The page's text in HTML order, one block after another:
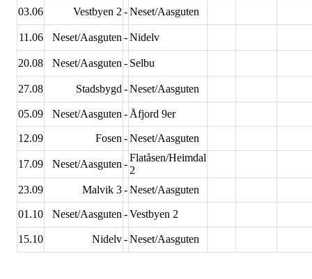
03.06 Vestbyen 2 -Neset/Aasguten
11.06 Neset/Aasguten -Nidelv
20.08 Neset/Aasguten - Selbu
27.08 Stadsbygd -Neset/Aasguten
05.09 Neset/Aasguten - Åfjord 9er
12.09 Fosen -Neset/Aasguten
17.09 Neset/Aasguten -
Flatåsen/Heimdal
2
23.09
Malvik 3-Neset/Aasguten
01.10 Neset/Aasguten -Vestbyen 2
15.10 Nidelv-Neset/Aasguten